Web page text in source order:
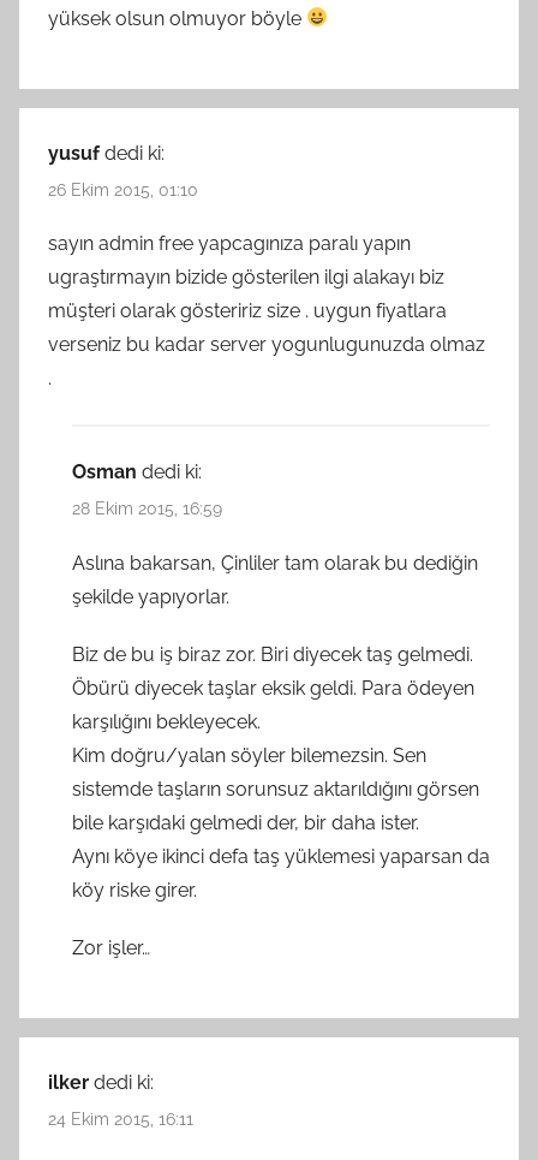
yüksek olsun olmuyor böyle
yusuf dedi ki:
26 Ekim 2015, 01:10
sayın admin free yapcagınıza paralı yapın
ugraştırmayın bizide gösterilen ilgi alakayı biz
müşteri olarak gösteririz size . uygun fiyatlara
verseniz bu kadar server yogunlugunuzda olmaz
.
Osman dedi ki:
28 Ekim 2015, 16:59
Aslına bakarsan, Çinliler tam olarak bu dediğin
şekilde yapıyorlar.
Biz de bu iş biraz zor. Biri diyecek taş gelmedi.
Öbürü diyecek taşlar eksik geldi. Para ödeyen
karşılığını bekleyecek.
Kim doğru/yalan söyler bilemezsin. Sen
sistemde taşların sorunsuz aktarıldığını görsen
bile karşıdaki gelmedi der, bir daha ister.
Aynı köye ikinci defa taş yüklemesi yaparsan da
köy riske girer.
Zor işler…
ilker dedi ki:
24 Ekim 2015, 16:11